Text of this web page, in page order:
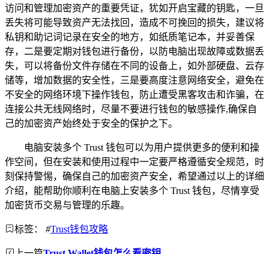
访问和管理加密资产的重要凭证，犹如开启宝藏的钥匙，一旦
丢失将可能导致资产无法找回，造成不可挽回的损失，建议将
私钥和助记词记录在安全的地方，如纸质笔记本，并妥善保
存，二是要定期对钱包进行备份，以防电脑出现故障或数据丢
失，可以将备份文件存储在不同的设备上，如外部硬盘、云存
储等，增加数据的安全性，三是要高度注意网络安全，避免在
不安全的网络环境下操作钱包，防止遭受黑客攻击和诈骗，在
连接公共无线网络时，尽量不要进行钱包的敏感操作,确保自
己的加密资产始终处于安全的保护之下。
电脑安装多个 Trust 钱包可以为用户提供更多的便利和操
作空间，但在安装和使用过程中一定要严格遵循安全规范，时
刻保持警惕，确保自己的加密资产安全，希望通过以上的详细
介绍，能帮助你顺利在电脑上安装多个 Trust 钱包，尽情享受
加密货币交易与管理的乐趣。
标签： #Trust钱包攻略